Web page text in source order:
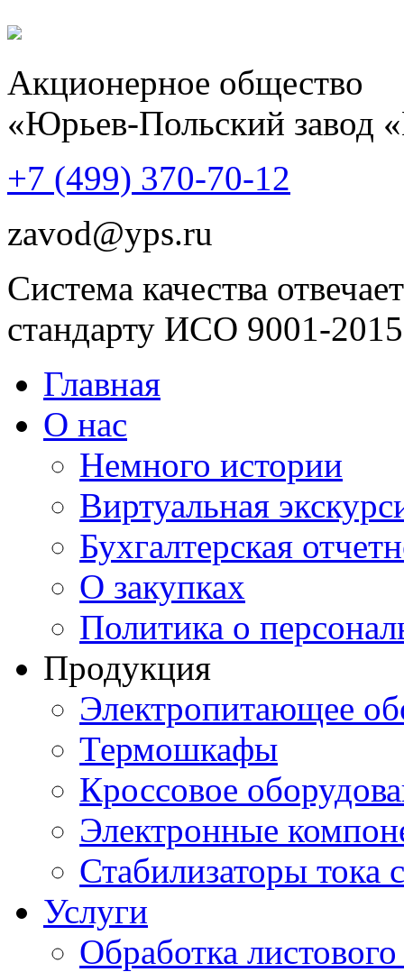
Акционерное общество
«Юрьев-Польский завод
+7 (499) 370-70-12
zavod@yps.ru
Система качества отвечает
стандарту ИСО 9001-2015
Главная
О нас
Немного истории
Виртуальная
Бухгалтерская
О закупках
Политика о
Продукция
Электропитающее
Термошкафы
Кроссовое
Электронные
Стабилизаторы тока
Услуги
Обработка